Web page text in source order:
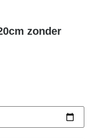
zonder